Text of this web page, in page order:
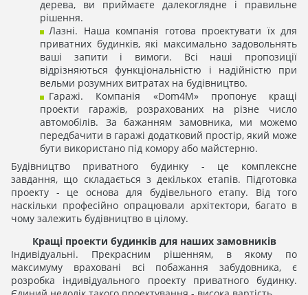
дерева, ви приймаєте далекоглядне і правильне
рішення.
Лазні. Наша компанія готова проектувати їх для
приватних будинків, які максимально задовольнять
ваші запити і вимоги. Всі наші пропозиції
відрізняються функціональністю і надійністю при
вельми розумних витратах на будівництво.
Гаражі. Компанія «Dom4M» пропонує кращі
проекти гаражів, розрахованих на різне число
автомобілів. За бажанням замовника, ми можемо
передбачити в гаражі додатковий простір, який може
бути використано під комору або майстерню.
Будівництво приватного будинку - це комплексне
завдання, що складається з декількох етапів. Підготовка
проекту - це основа для будівельного етапу. Від того
наскільки професійно опрацювали архітектори, багато в
чому залежить будівництво в цілому.
Кращі проекти будинків для наших замовників
Індивідуальні. Прекрасним рішенням, в якому по
максимуму враховані всі побажання забудовника, є
розробка індивідуального проекту приватного будинку.